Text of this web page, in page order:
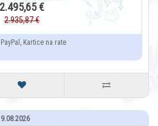
2.495,65 €
2.935,87 €
Kartice na rate